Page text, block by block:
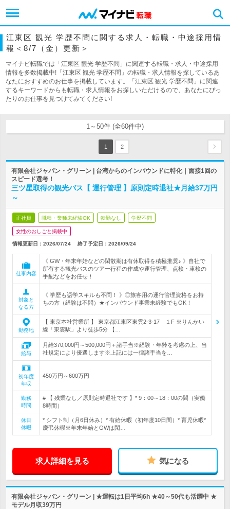
江東区 観光 学歴不問に関する求人・転職・中途採用情
報＜8/7（金）更新＞
マイナビ転職では「江東区 観光 学歴不問」に関連する転職・求人・中途採用
情報を多数掲載中!「江東区 観光 学歴不問」の転職・求人情報を探しているあ
なたにおすすめのお仕事を掲載しています。「江東区 観光 学歴不問」に関連
するキーワードからも転職・求人情報をお探しいただけるので、あなたにぴっ
たりのお仕事を見つけてみてください!
1～50件 (全60件中)
1 2
有限会社ジャパン・グリーン | 台湾からのインバウンドに特化｜面接1回の
スピード選考！
三ツ星取得の観光バス【 運行管理 】原則定時退社★月給37万円
～
正社員 職種・業種未経験OK 転勤なし 学歴不問
女性のおしごと掲載中
情報更新日：2026/07/24 終了予定日： 2026/09/24
仕事内容
《 GW・年末年始などの閑散期は有休取得を積極推奨♪ 》自社で
所有する観光バスのツアー行程の作成や運行管理、点検・車検の
手配などをお任せ！
対象と
なる方
《 学歴も語学スキルも不問！ 》◎旅客用の運行管理資格をお持
ちの方（経験は不問）★インバウンド事業未経験でもOK！
勤務地
【 東京本社営業所 】 東京都江東区東雲2-3-17 １F ※りんかい
線「東雲駅」より徒歩5分 【…
給与
月給370,000円～500,000円＋諸手当※経験・年齢を考慮の上、当
社規定により優遇します※上記には一律諸手当を…
初年度
年収
450万円～600万円
勤務
時間
# 【 残業なし／原則定時退社です 】* 9：00～18：00の間（実働
8時間）
休日
休暇
* シフト制（月6日休み）* 有給休暇（初年度10日間）* 育児休暇*
慶弔休暇※年末年始とGWは閑…
求人詳細を見る 気になる
有限会社ジャパン・グリーン | ★運転は1日平均6h ★40～50代も活躍中 ★
モデル月収39万円